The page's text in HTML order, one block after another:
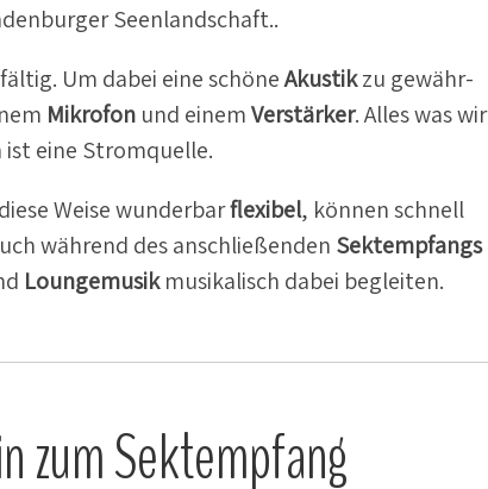
Seenlandschaft..
Um dabei eine schöneAkustikzu gewähr­
Mikrofonund einemVerstärker. Alles was wir
eine Stromquelle.
Weise wunderbarflexibel, können schnell
während des anschlie­ßenden Sektemp­fangs
Lounge­musikmusika­lisch dabei begleiten.
zum Sektempfang